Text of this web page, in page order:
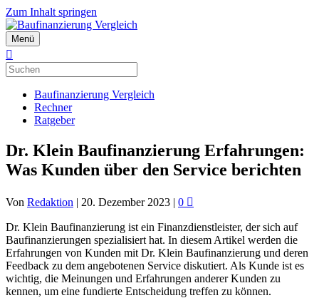
Zum Inhalt springen
Menü
Baufinanzierung Vergleich
Rechner
Ratgeber
Dr. Klein Baufinanzierung Erfahrungen:
Was Kunden über den Service berichten
Von Redaktion | 20. Dezember 2023 | 0
Dr. Klein Baufinanzierung ist ein Finanzdienstleister, der sich auf
Baufinanzierungen spezialisiert hat. In diesem Artikel werden die
Erfahrungen von Kunden mit Dr. Klein Baufinanzierung und deren
Feedback zu dem angebotenen Service diskutiert. Als Kunde ist es
wichtig, die Meinungen und Erfahrungen anderer Kunden zu
kennen, um eine fundierte Entscheidung treffen zu können.